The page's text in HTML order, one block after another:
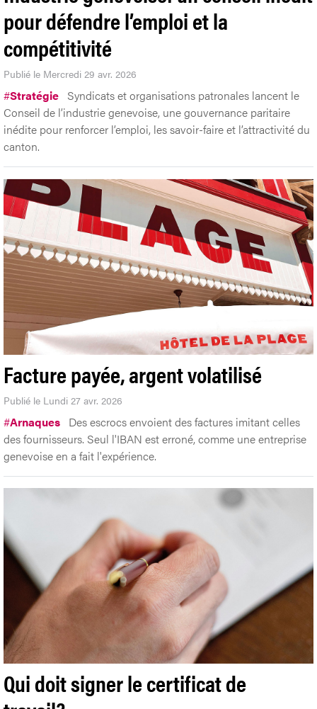
pour défendre l’emploi et la
compétitivité
Publié le Mercredi 29 avr. 2026
#Stratégie Syndicats et organisations patronales lancent le
Conseil de l’industrie genevoise, une gouvernance paritaire
inédite pour renforcer l’emploi, les savoir-faire et l’attractivité du
canton.
Facture payée, argent volatilisé
Publié le Lundi 27 avr. 2026
#Arnaques Des escrocs envoient des factures imitant celles
des fournisseurs. Seul l'IBAN est erroné, comme une entreprise
genevoise en a fait l'expérience.
Qui doit signer le certificat de